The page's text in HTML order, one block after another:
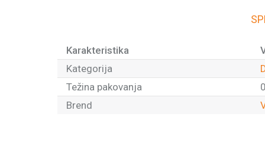
Karakteristika
Kategorija
Težina pakovanja
Brend